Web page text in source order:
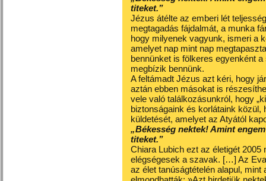
titeket.”
Jézus átélte az emberi lét
megtagadás fájdalmát, a munka
hogy milyenek vagyunk, ismeri a
amelyet nap mint nap
bennünket is fölkeres egyenként
megbízik bennünk.
A feltámadt Jézus azt kéri, hogy
aztán ebben másokat is
vele való találkozásunkról, hogy
biztonságaink és korlátaink közül,
küldetését, amelyet az Atyától
„Békesség nektek! Amint
titeket.”
Chiara Lubich ezt az életigét
elégségesek a szavak. […] Az
az élet tanúságtételén alapul,